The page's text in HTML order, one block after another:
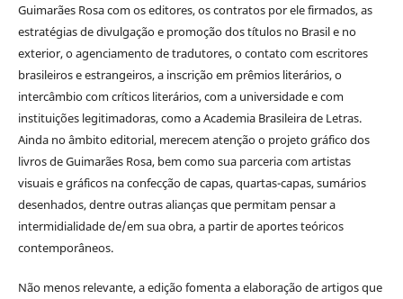
Guimarães Rosa com os editores, os contratos por ele firmados, as
estratégias de divulgação e promoção dos títulos no Brasil e no
exterior, o agenciamento de tradutores, o contato com escritores
brasileiros e estrangeiros, a inscrição em prêmios literários, o
intercâmbio com críticos literários, com a universidade e com
instituições legitimadoras, como a Academia Brasileira de Letras.
Ainda no âmbito editorial, merecem atenção o projeto gráfico dos
livros de Guimarães Rosa, bem como sua parceria com artistas
visuais e gráficos na confecção de capas, quartas-capas, sumários
desenhados, dentre outras alianças que permitam pensar a
intermidialidade de/em sua obra, a partir de aportes teóricos
contemporâneos.
Não menos relevante, a edição fomenta a elaboração de artigos que